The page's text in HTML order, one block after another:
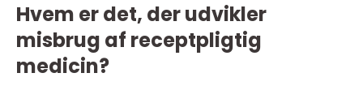
Hvem er det, der udvikler
misbrug af receptpligtig
medicin?